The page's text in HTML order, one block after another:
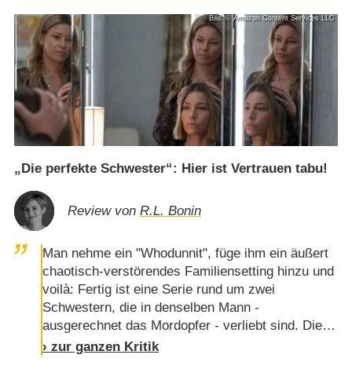
Bild: © Amazon Content Services LLC
„Die perfekte Schwester“: Hier ist Vertrauen tabu!
Review von R.L. Bonin
Man nehme ein "Whodunnit", füge ihm ein äußert
chaotisch-verstörendes Familiensetting hinzu und
voilà: Fertig ist eine Serie rund um zwei
Schwestern, die in denselben Mann -
ausgerechnet das Mordopfer - verliebt sind. Die
serielle Adaption des Romans "Die perfekte
› zur ganzen Kritik